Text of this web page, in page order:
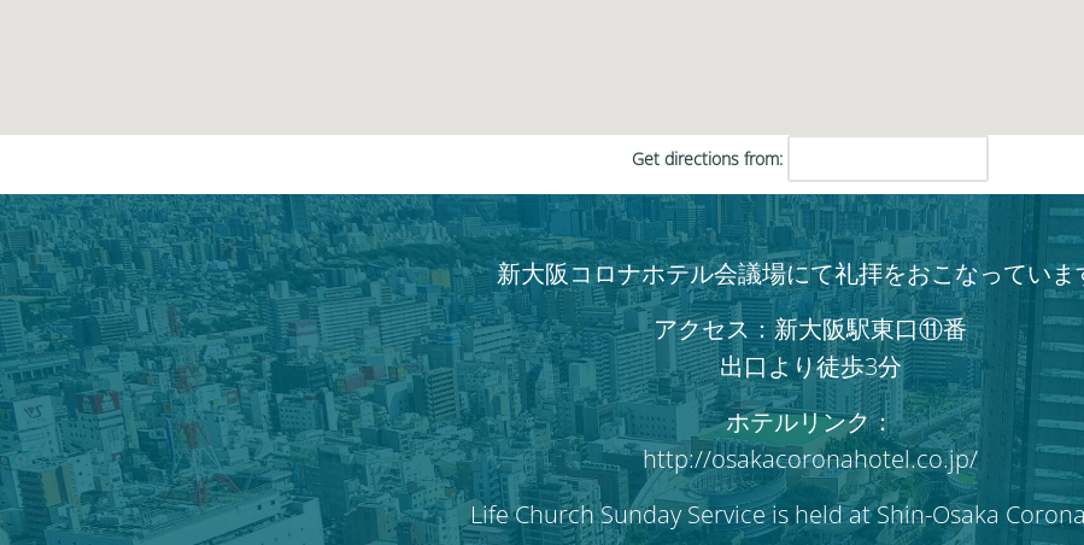
Get directions from:
新大阪コロナホテル会議場にて礼拝をおこなっていま
アクセス：新大阪駅東口⑪番
出口より徒歩3分
ホテルリンク：
http://osakacoronahotel.co.jp/
Life Church Sunday Service is held at Shin-Osaka